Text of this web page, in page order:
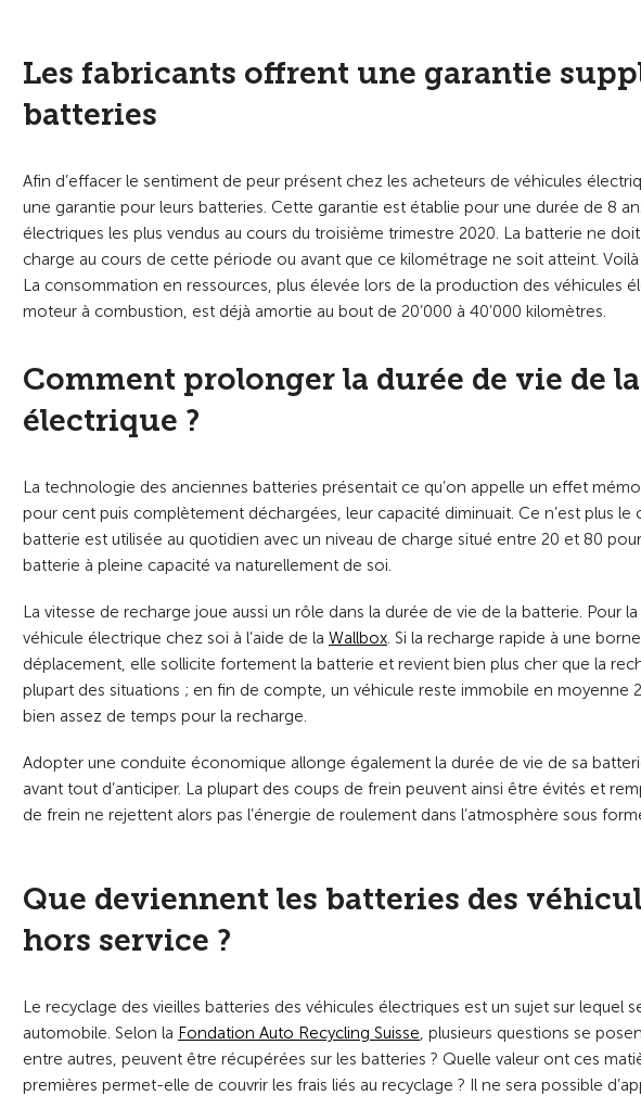
Les fabricants offrent une garantie
batteries
Afin d’effacer le sentiment de peur présent chez les acheteurs de véhicules
une garantie pour leurs batteries. Cette garantie est établie pour une durée de 8
électriques les plus vendus au cours du troisième trimestre 2020. La batterie ne
charge au cours de cette période ou avant que ce kilométrage ne soit atteint.
La consommation en ressources, plus élevée lors de la production des véhicules
moteur à combustion, est déjà amortie au bout de 20’000 à 40’000 kilomètres.
Comment prolonger la durée de vie de
électrique ?
La technologie des anciennes batteries présentait ce qu’on appelle un effet
pour cent puis complètement déchargées, leur capacité diminuait. Ce n’est plus le
batterie est utilisée au quotidien avec un niveau de charge situé entre 20 et 80
batterie à pleine capacité va naturellement de soi.
La vitesse de recharge joue aussi un rôle dans la durée de vie de la batterie. Pour
véhicule électrique chez soi à l’aide de la Wallbox. Si la recharge rapide à une
déplacement, elle sollicite fortement la batterie et revient bien plus cher que la
plupart des situations ; en fin de compte, un véhicule reste immobile en moyenne
bien assez de temps pour la recharge.
Adopter une conduite économique allonge également la durée de vie de sa
avant tout d’anticiper. La plupart des coups de frein peuvent ainsi être évités et
de frein ne rejettent alors pas l’énergie de roulement dans l’atmosphère sous
Que deviennent les batteries des
hors service ?
Le recyclage des vieilles batteries des véhicules électriques est un sujet sur lequel
automobile. Selon la Fondation Auto Recycling Suisse, plusieurs questions se
entre autres, peuvent être récupérées sur les batteries ? Quelle valeur ont ces
premières permet-elle de couvrir les frais liés au recyclage ? Il ne sera possible